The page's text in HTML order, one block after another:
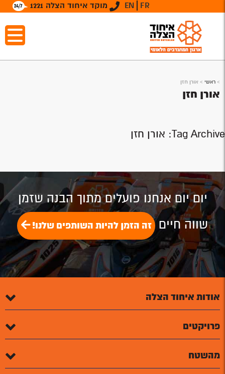
מוקד איחוד הצלה 1221 EN FR
> ראשי > אורן חזן
אורן חזן
Tag Archive: אורן חזן
יום יום אנחנו פועלים מתוך הבנה שזמן
שווה חיים זה הזמן להיות השותפים שלנו!
אודות איחוד הצלה
פרויקטים
מהשטח